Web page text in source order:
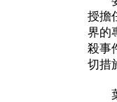
授擔
界的
殺事
切措
葉